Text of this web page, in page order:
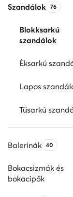
Szandálok 76
Blokksarkú
szandálok
Éksarkú
Lapos
Tűsarkú
Balerinák 40
Bokacsizmák és
bokacipők